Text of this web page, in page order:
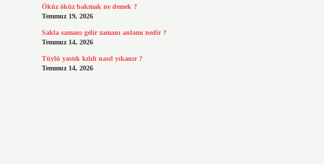
Öküz öküz bakmak ne demek ?
Temmuz 19, 2026
Sakla samanı gelir zamanı anlamı nedir ?
Temmuz 14, 2026
Tüylü yastık kılıfı nasıl yıkanır ?
Temmuz 14, 2026